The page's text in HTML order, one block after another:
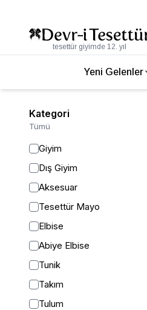
tesettür giyimde 12. yıl
Yeni Gelenler
Kategori
Tümü
Giyim
Dış Giyim
Aksesuar
Tesettür Mayo
Elbise
Abiye Elbise
Tunik
Takım
Tulum